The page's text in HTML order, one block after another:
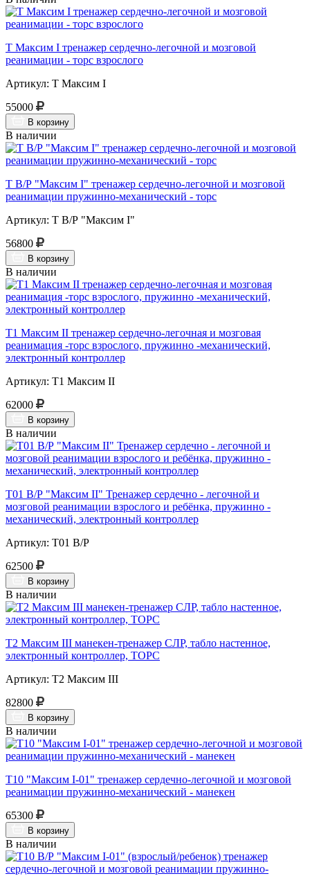
Т Максим I тренажер сердечно-легочной и мозговой
реанимации - торс взрослого
Артикул: Т Максим I
55000
В корзину
В наличии
Т В/Р "Максим I" тренажер сердечно-легочной и мозговой
реанимации пружинно-механический - торс
Артикул: Т В/Р "Максим I"
56800
В корзину
В наличии
Т1 Максим II тренажер сердечно-легочная и мозговая
реанимация -торс взрослого, пружинно -механический,
электронный контроллер
Артикул: Т1 Максим II
62000
В корзину
В наличии
Т01 В/Р "Максим II" Тренажер сердечно - легочной и
мозговой реанимации взрослого и ребёнка, пружинно -
механический, электронный контроллер
Артикул: Т01 В/Р
62500
В корзину
В наличии
Т2 Максим III манекен-тренажер СЛР, табло настенное,
электронный контроллер, ТОРС
Артикул: Т2 Максим III
82800
В корзину
В наличии
Т10 "Максим I-01" тренажер сердечно-легочной и мозговой
реанимации пружинно-механический - манекен
65300
В корзину
В наличии